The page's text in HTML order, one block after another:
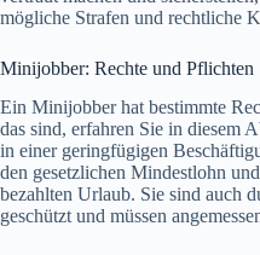
mögliche Strafen und rechtliche
Minijobber: Rechte und Pflichten
Ein Minijobber hat bestimmte
das sind, erfahren Sie in diesem
in einer geringfügigen
den gesetzlichen Mindestlohn
bezahlten Urlaub. Sie sind auch
geschützt und müssen